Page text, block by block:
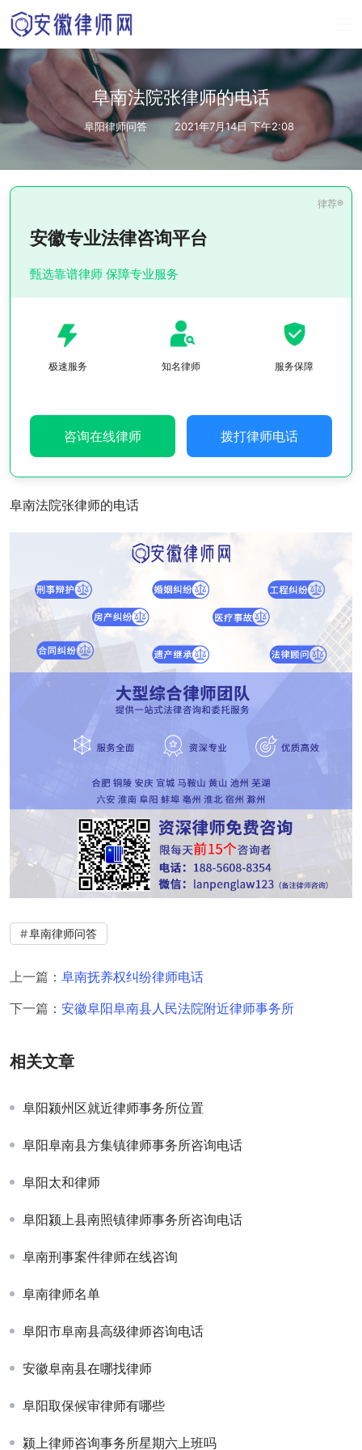
阜南法院张律师的电话
阜阳律师问答 2021年7月14日 下午2:08
安徽专业法律咨询平台
甄选靠谱律师 保障专业服务
极速服务 知名律师 服务保障
咨询在线律师 拨打律师电话
阜南法院张律师的电话
阜南律师问答
上一篇： 阜南抚养权纠纷律师电话
下一篇： 安徽阜阳阜南县人民法院附近律师事务所
相关文章
阜阳颍州区就近律师事务所位置
阜阳阜南县方集镇律师事务所咨询电话
阜阳太和律师
阜阳颍上县南照镇律师事务所咨询电话
阜南刑事案件律师在线咨询
阜南律师名单
阜阳市阜南县高级律师咨询电话
安徽阜南县在哪找律师
阜阳取保候审律师有哪些
颍上律师咨询事务所星期六上班吗